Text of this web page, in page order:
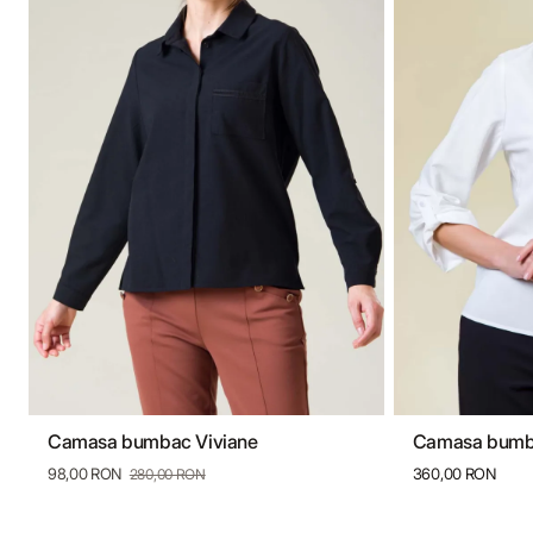
34 36 38 40 42
Camasa bumbac Viviane
98,00 RON 280,00 RON
36 38
Camasa
360,00 RON